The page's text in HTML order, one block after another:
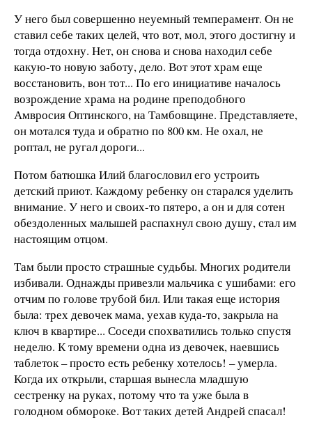
У него был совершенно неуемный темперамент. Он не
ставил себе таких целей, что вот, мол, этого достигну и
тогда отдохну. Нет, он снова и снова находил себе
какую-то новую заботу, дело. Вот этот храм еще
восстановить, вон тот... По его инициативе началось
возрождение храма на родине преподобного
Амвросия Оптинского, на Тамбовщине. Представляете,
он мотался туда и обратно по 800 км. Не охал, не
роптал, не ругал дороги...
Потом батюшка Илий благословил его устроить
детский приют. Каждому ребенку он старался уделить
внимание. У него и своих-то пятеро, а он и для сотен
обездоленных малышей распахнул свою душу, стал им
настоящим отцом.
Там были просто страшные судьбы. Многих родители
избивали. Однажды привезли мальчика с ушибами: его
отчим по голове трубой бил. Или такая еще история
была: трех девочек мама, уехав куда-то, закрыла на
ключ в квартире... Соседи спохватились только спустя
неделю. К тому времени одна из девочек, наевшись
таблеток – просто есть ребенку хотелось! – умерла.
Когда их открыли, старшая вынесла младшую
сестренку на руках, потому что та уже была в
голодном обмороке. Вот таких детей Андрей спасал!